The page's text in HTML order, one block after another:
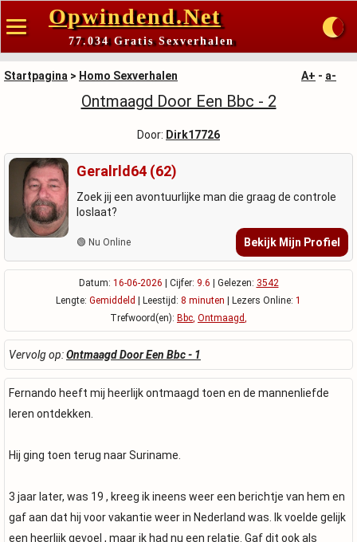
Opwindend.Net
77.034 Gratis Sexverhalen
Startpagina > Homo Sexverhalen A+ - a-
Ontmaagd Door Een Bbc - 2
Door: Dirk17726
Geralrld64 (62)
Zoek jij een avontuurlijke man die graag de controle
loslaat?
🟢 Nu Online Bekijk Mijn Profiel
Datum: 16-06-2026 | Cijfer: 9.6 | Gelezen: 3542
Lengte: Gemiddeld | Leestijd: 8 minuten | Lezers Online: 1
Trefwoord(en): Bbc, Ontmaagd,
Vervolg op:Ontmaagd Door Een Bbc - 1
Fernando heeft mij heerlijk ontmaagd toen en de mannenliefde
leren ontdekken.
Hij ging toen terug naar Suriname.
3 jaar later, was 19 , kreeg ik ineens weer een berichtje van hem en
gaf aan dat hij voor vakantie weer in Nederland was. Ik voelde gelijk
een heerlijk gevoel , maar ik had nu een relatie. Gaf dit ook als